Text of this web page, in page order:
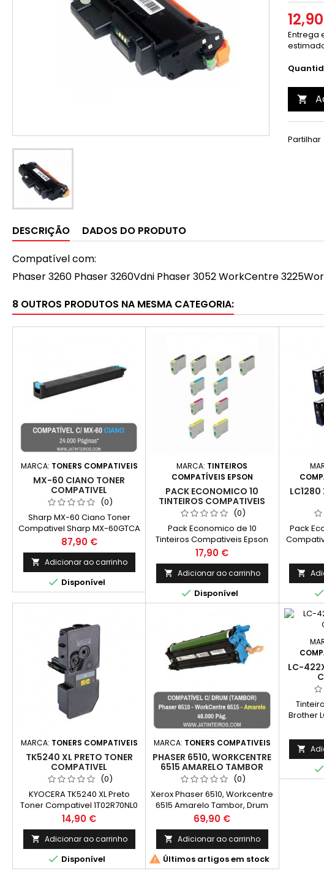
Entrega

Partilhar
DESCRIÇÃO
DADOS DO PRODUTO
Compatível com:
Phaser 3260 Phaser 3260Vdni Phaser 3052 WorkCentre
8 OUTROS PRODUTOS NA MESMA CATEGORIA:
MARCA: TONERS COMPATIVEIS
MX-60 CIANO TONER
COMPATIVEL
(0)
Sharp MX-60 Ciano Toner
Compativel Sharp MX-60GTCA
Capacidade: 24.000 Páginas*
Preço
87,90 €
 Adicionar ao carrinho
 Disponível
MARCA: TINTEIROS
COMPATÍVEIS EPSON
PACK ECONOMICO 10
TINTEIROS COMPATIVEIS
EPSON T1291/2/3/4
(0)
Pack Economico de 10
Tinteiros Compativeis Epson
composto por: 4 Tinteiros
T1291 - Preto 2 Tinteiros T1292 -
Ciano 2 Tinteiros T1293 -
Magenta 2 Tinteiros T1294 -
Amarelo
Preço
17,90 €
 Adicionar ao carrinho
 Disponível
LC1280
Pack
Pretos +


MARCA: TONERS COMPATIVEIS
TK5240 XL PRETO TONER
COMPATIVEL
(0)
KYOCERA TK5240 XL Preto
Toner Compativel 1T02R70NL0
Capacidade: 5.200 Páginas
Preço
14,90 €
 Adicionar ao carrinho
 Disponível
MARCA: TONERS COMPATIVEIS
PHASER 6510, WORKCENTRE
6515 AMARELO TAMBOR
COMPATIVEL (DRUM)
(0)
Xerox Phaser 6510, Workcentre
6515 Amarelo Tambor, Drum
Compativel 108R01419
Capacidade: 48.000 Pág.
Preço
69,90 €
 Adicionar ao carrinho
 Últimos artigos em stock
LC-
Brother

